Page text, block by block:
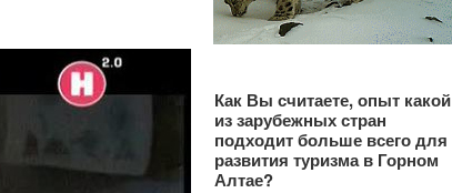
Как Вы считаете, опыт какой
из зарубежных стран
подходит больше всего для
развития туризма в Горном
Алтае?